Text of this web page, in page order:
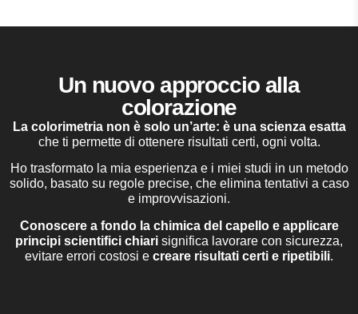
Un nuovo approccio alla
colorazione
La colorimetria non è solo un’arte: è una scienza esatta
che ti permette di ottenere risultati certi, ogni volta.
Ho trasformato la mia esperienza e i miei studi in un metodo
solido, basato su regole precise, che elimina tentativi a caso
e improvvisazioni.
Conoscere a fondo la chimica del capello e applicare
principi scientifici chiari significa lavorare con sicurezza,
evitare errori costosi e creare risultati certi e ripetibili.